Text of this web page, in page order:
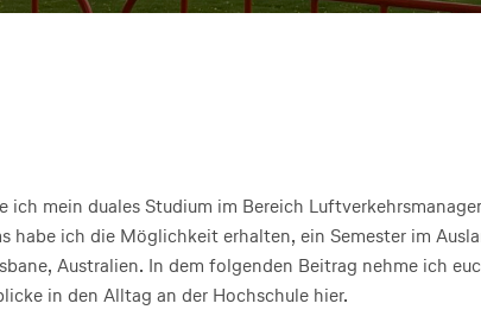
ich mein duales Studium im Bereich
habe ich die Möglichkeit erhalten, ein Semester im
Australien. In dem folgenden Beitrag nehme ich
in den Alltag an der Hochschule hier.